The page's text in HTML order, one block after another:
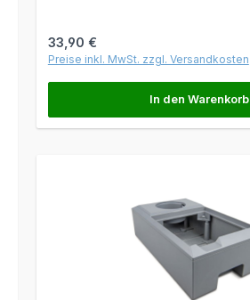
Regulärer Preis:
33,90 €
Preise inkl. MwSt. zzgl. Versandkosten
In den Warenkorb